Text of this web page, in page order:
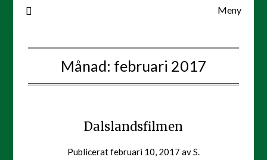
Meny
Månad: februari 2017
Dalslandsfilmen
Publiceratfebruari 10, 2017 avS.